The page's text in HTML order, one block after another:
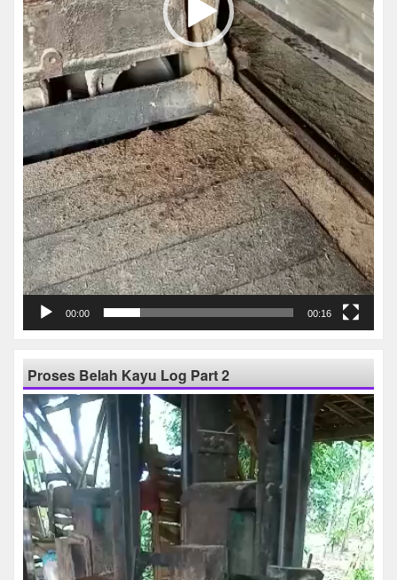
00:00 00:16
Proses Belah Kayu Log Part 2
Pemutar
Video